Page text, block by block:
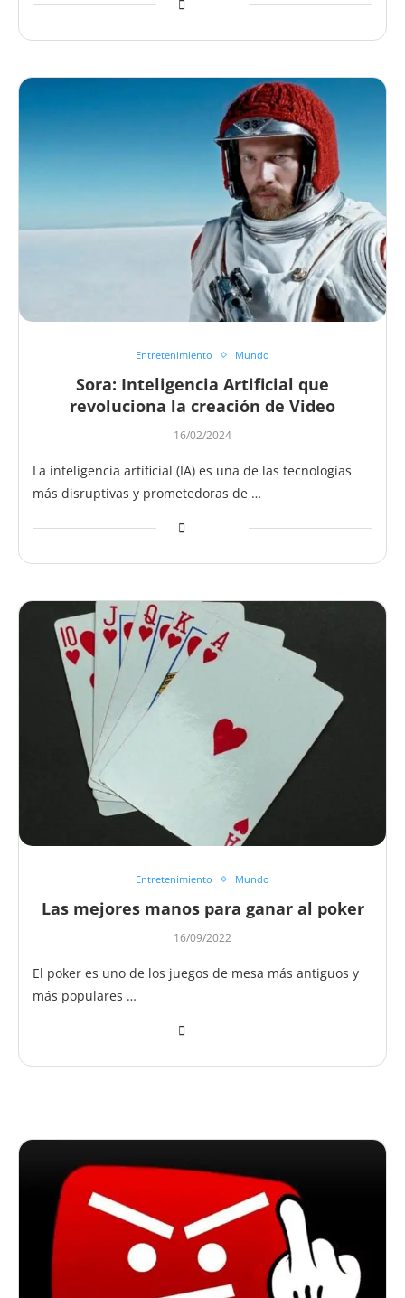
Entretenimiento Mundo
Sora: Inteligencia Artificial que
revoluciona la creación de Video
16/02/2024
La inteligencia artificial (IA) es una de las tecnologías
más disruptivas y prometedoras de …
Entretenimiento Mundo
Las mejores manos para ganar al poker
16/09/2022
El poker es uno de los juegos de mesa más antiguos y
más populares …